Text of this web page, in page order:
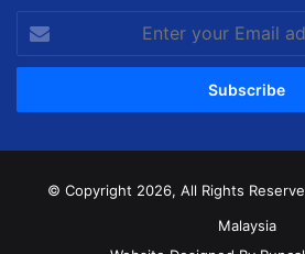
your
Email
© Copyright 2026, All Rights
Malaysia